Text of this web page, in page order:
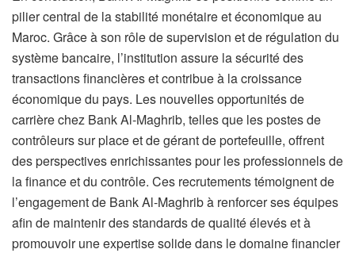
pilier central de la stabilité monétaire et économique au
Maroc. Grâce à son rôle de supervision et de régulation du
système bancaire, l’institution assure la sécurité des
transactions financières et contribue à la croissance
économique du pays. Les nouvelles opportunités de
carrière chez Bank Al-Maghrib, telles que les postes de
contrôleurs sur place et de gérant de portefeuille, offrent
des perspectives enrichissantes pour les professionnels de
la finance et du contrôle. Ces recrutements témoignent de
l’engagement de Bank Al-Maghrib à renforcer ses équipes
afin de maintenir des standards de qualité élevés et à
promouvoir une expertise solide dans le domaine financier